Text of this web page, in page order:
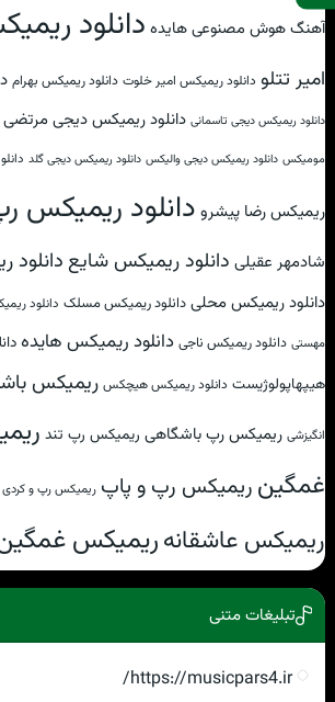
آهنگ هوش مصنوعی هایده دانلود
امیر تتلو دانلود ریمیکس امیر خلوت دانلود ریمیکس بهرام
دانلود ریمیکس دیجی تاسمانی دانلود ریمیکس دیجی
مومیکس دانلود ریمیکس دیجی والیکس دانلود ریمیکس دیجی گلد
ریمیکس رضا پیشرو دانلود ریمیکس
شادمهر عقیلی دانلود ریمیکس شایع دانلود
دانلود ریمیکس محلی دانلود ریمیکس مسلک دانلود
مهستی دانلود ریمیکس ناجی دانلود ریمیکس هایده
هیپهاپولوژیست دانلود ریمیکس هیچکس ریمیکس
انگیزشی ریمیکس رپ باشگاهی ریمیکس رپ تند
غمگین ریمیکس رپ و پاپ ریمیکس رپ و کردی
ریمیکس عاشقانهریمیکس
تبلیغات متنی
https://musicpars4.ir/